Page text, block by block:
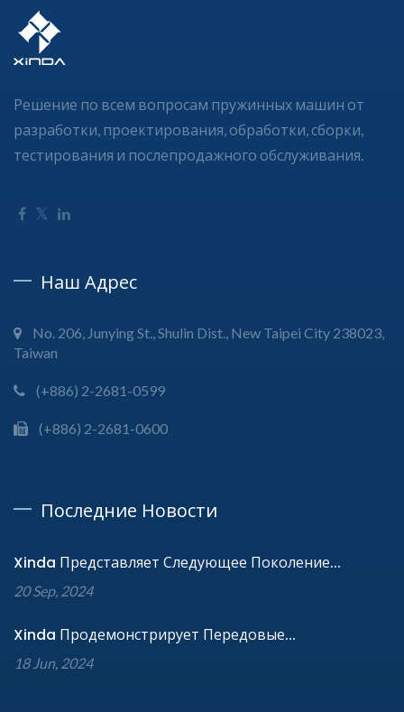
Решение по всем вопросам пружинных машин от
разработки, проектирования, обработки, сборки,
тестирования и послепродажного обслуживания.
Наш Адрес
No. 206, Junying St., Shulin Dist., New Taipei City 238023,
Taiwan
(+886) 2-2681-0599
(+886) 2-2681-0600
Последние Новости
Xinda Представляет Следующее Поколение...
20 Sep, 2024
Xinda Продемонстрирует Передовые...
18 Jun, 2024